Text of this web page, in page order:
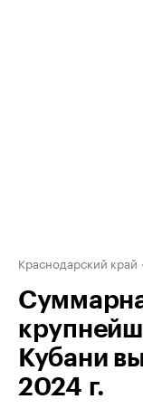
Краснодарский край
Кубани
2024 г.